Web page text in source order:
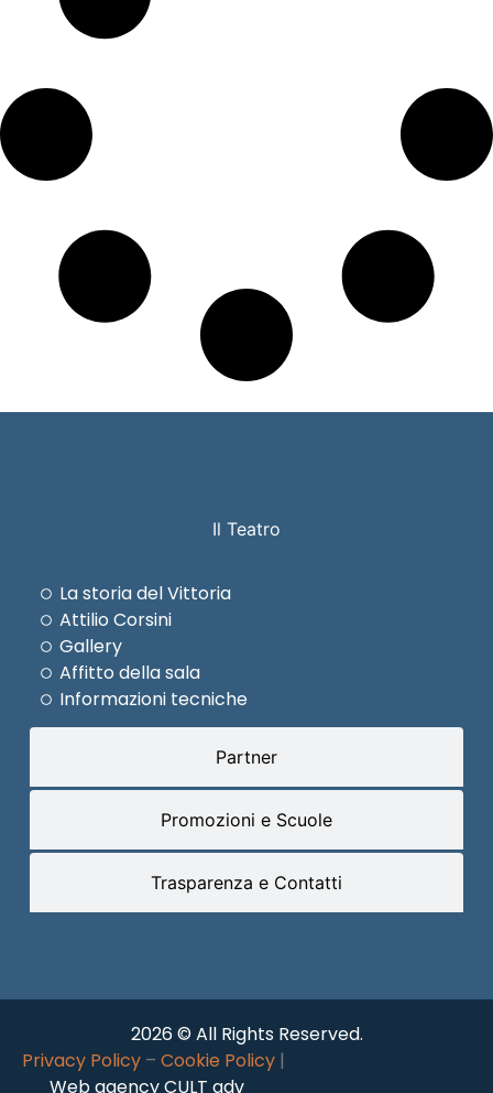
Il Teatro
Partner
Promozioni e Scuole
Trasparenza e Contatti
La storia del Vittoria
Attilio Corsini
Gallery
Affitto della sala
Informazioni tecniche
2026 © All Rights Reserved.
Privacy Policy – Cookie Policy |
Web agency CULT adv